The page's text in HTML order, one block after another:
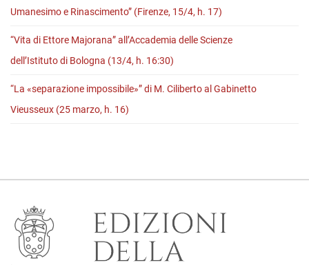
Umanesimo e Rinascimento” (Firenze, 15/4, h. 17)
“Vita di Ettore Majorana” all’Accademia delle Scienze
dell’Istituto di Bologna (13/4, h. 16:30)
“La «separazione impossibile»” di M. Ciliberto al Gabinetto
Vieusseux (25 marzo, h. 16)